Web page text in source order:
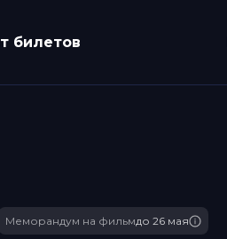
билетов
Меморандум на фильмдо 26 мая